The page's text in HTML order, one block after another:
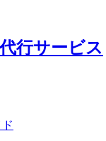
行サービス